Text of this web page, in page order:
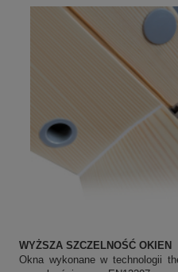
WYŻSZA SZCZELNOŚĆ OKIEN
Okna wykonane w technologii